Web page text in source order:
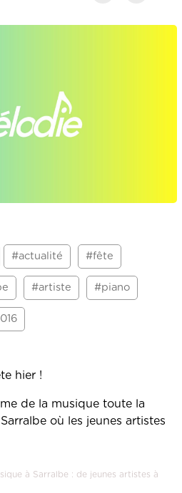
#actualité #fête
#artiste #piano
hier !
de la musique toute la
où les jeunes artistes
à Sarralbe : de jeunes artistes à